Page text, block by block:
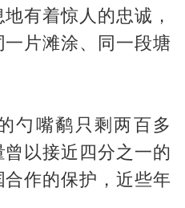
有着惊人的忠诚，
片滩涂、同一段塘
勺嘴鹬只剩两百多
以接近四分之一的
作的保护，近些年